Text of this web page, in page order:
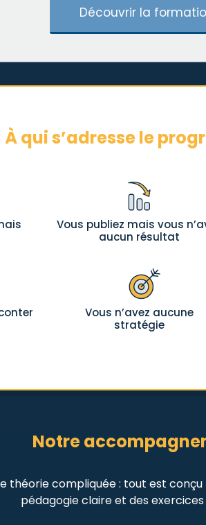
Découvrir la
À qui s’adresse le
Vous publiez mais vous
aucun résultat
Vous n’avez aucune
stratégie
Notre
théorie compliquée : tout est
pédagogie claire et des